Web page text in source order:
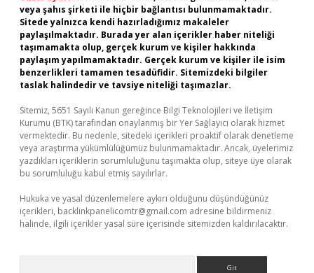
veya şahıs şirketi ile hiçbir bağlantısı bulunmamaktadır.
Sitede yalnızca kendi hazırladığımız makaleler
paylaşılmaktadır. Burada yer alan içerikler haber niteliği
taşımamakta olup, gerçek kurum ve kişiler hakkında
paylaşım yapılmamaktadır. Gerçek kurum ve kişiler ile isim
benzerlikleri tamamen tesadüfidir. Sitemizdeki bilgiler
taslak halindedir ve tavsiye niteliği taşımazlar.
Sitemiz, 5651 Sayılı Kanun gereğince Bilgi Teknolojileri ve İletişim
Kurumu (BTK) tarafından onaylanmış bir Yer Sağlayıcı olarak hizmet
vermektedir. Bu nedenle, sitedeki içerikleri proaktif olarak denetleme
veya araştırma yükümlülüğümüz bulunmamaktadır. Ancak, üyelerimiz
yazdıkları içeriklerin sorumluluğunu taşımakta olup, siteye üye olarak
bu sorumluluğu kabul etmiş sayılırlar.
Hukuka ve yasal düzenlemelere aykırı olduğunu düşündüğünüz
içerikleri, backlinkpanelicomtr@gmail.com adresine bildirmeniz
halinde, ilgili içerikler yasal süre içerisinde sitemizden kaldırılacaktır.